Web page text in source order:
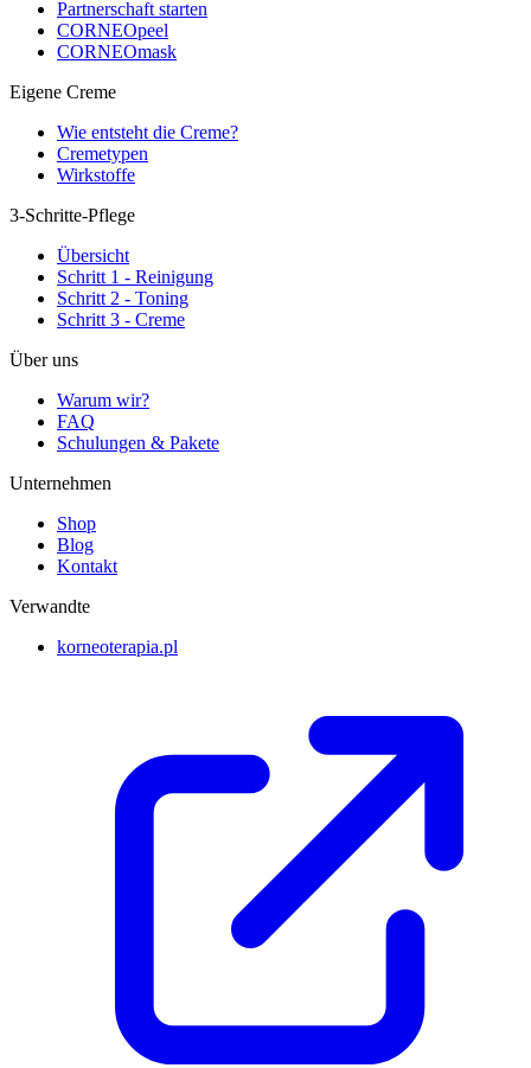
Partnerschaft starten
CORNEOpeel
CORNEOmask
Eigene Creme
Wie entsteht die Creme?
Cremetypen
Wirkstoffe
3-Schritte-Pflege
Übersicht
Schritt 1 - Reinigung
Schritt 2 - Toning
Schritt 3 - Creme
Über uns
Warum wir?
FAQ
Schulungen & Pakete
Unternehmen
Shop
Blog
Kontakt
Verwandte
korneoterapia.pl